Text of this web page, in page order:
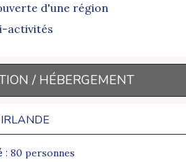
d'une région
activités
/ HÉBERGEMENT
: 80 personnes